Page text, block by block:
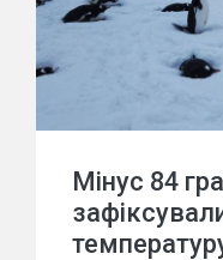
Мінус 84